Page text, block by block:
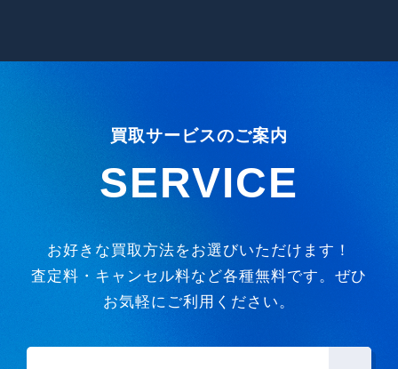
買取サービスのご案内
SERVICE
お好きな買取方法をお選びいただけます！
査定料・キャンセル料など各種無料です。ぜひ
お気軽にご利用ください。